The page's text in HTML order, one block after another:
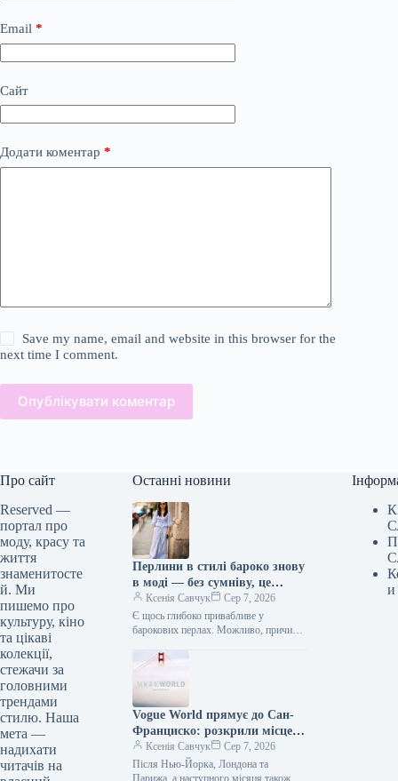
Email *
Сайт
Додати коментар *
Save my name, email and website in this browser for the
next time I comment.
Опублікувати коментар
Про сайт
Reserved —
портал про
моду, красу та
життя
знаменитосте
й. Ми
пишемо про
культуру, кіно
та цікаві
колекції,
стежачи за
головними
трендами
стилю. Наша
мета —
надихати
читачів на
Останні новини
Перлини в стилі бароко знову
в моді — без сумніву, це
головна прикраса кінця 2026
року.
Ксенія Савчук
Сер 7, 2026
Є щось глибоко привабливе у
барокових перлах. Можливо, причина
ідентичних примірників. Або ж…
Vogue World прямує до Сан-
Франциско: розкрили місце
проведення наступної великої
події
Ксенія Савчук
Сер 7, 2026
Після Нью-Йорка, Лондона та
Парижа, а наступного місяця також
и